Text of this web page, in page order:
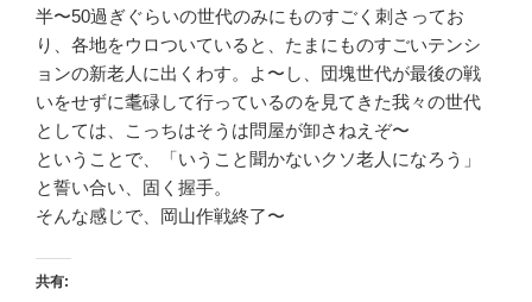
半〜50過ぎぐらいの世代のみにものすごく刺さってお
り、各地をウロついていると、たまにものすごいテンシ
ョンの新老人に出くわす。よ〜し、団塊世代が最後の戦
いをせずに耄碌して行っているのを見てきた我々の世代
としては、こっちはそうは問屋が卸さねえぞ〜
ということで、「いうこと聞かないクソ老人になろう」
と誓い合い、固く握手。
そんな感じで、岡山作戦終了〜
共有: